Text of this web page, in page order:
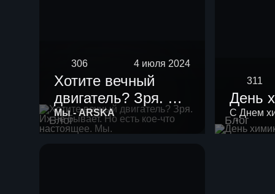
Блог
306 4 июля 2024
Хотите вечный
двигатель? Зря. Их
не бывает. Но есть
кое-что настоящее.
Мы - ARSKA
Блог
311
День
С Днем